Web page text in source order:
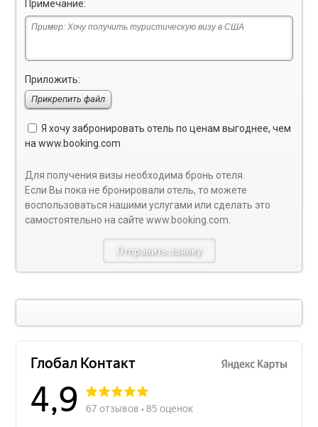
Примечание:
Приложить:
Прикрепить файл
Я хочу забронировать отель по ценам выгоднее, чем
наwww.booking.com
Для получения визы необходима бронь отеля.
Если Вы пока не бронировали отель, то можете
воспользоваться нашими услугами или сделать это
самостоятельно на сайтеwww.booking.com